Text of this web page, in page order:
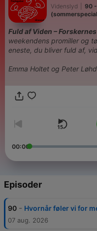
Videnslyd
90
Fuld af Viden –
weekendens promiller og
eneste, du bliver fuld af,
Emma Holtet og Peter
studiet for at fejre starten
hverdagen – fra
00:00
Episoder
90 - Hvornår føler vi for
07 aug. 2026